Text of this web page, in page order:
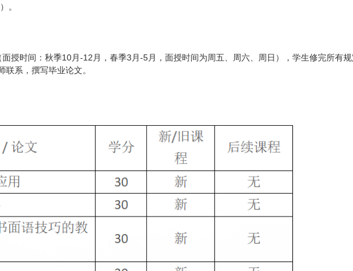
。
授时间：秋季10月-12月，春季3月-5月，面授时间为周五、周六、周日），学生修完所有
系，撰写毕业论文。